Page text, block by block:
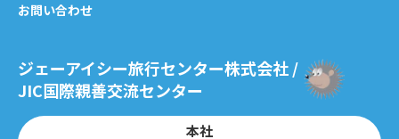
お問い合わせ
ジェーアイシー旅行センター株式会社 /
JIC国際親善交流センター
本社